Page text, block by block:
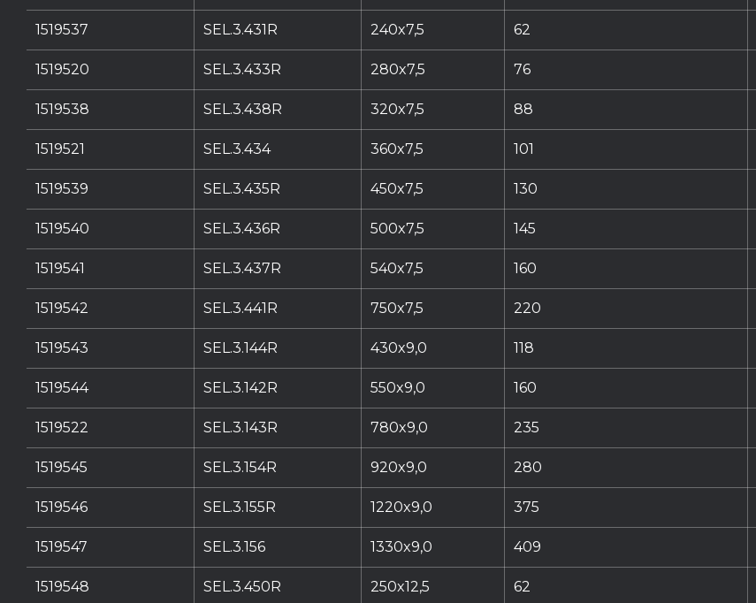
1519537 SEL.3.431R 240x7,5 62
1519520 SEL.3.433R 280x7,5 76
1519538 SEL.3.438R 320x7,5 88
1519521 SEL.3.434 360x7,5 101
1519539 SEL.3.435R 450x7,5 130
1519540 SEL.3.436R 500x7,5 145
1519541 SEL.3.437R 540x7,5 160
1519542 SEL.3.441R 750x7,5 220
1519543 SEL.3.144R 430x9,0 118
1519544 SEL.3.142R 550x9,0 160
1519522 SEL.3.143R 780x9,0 235
1519545 SEL.3.154R 920x9,0 280
1519546 SEL.3.155R 1220x9,0 375
1519547 SEL.3.156 1330x9,0 409
1519548 SEL.3.450R 250x12,5 62